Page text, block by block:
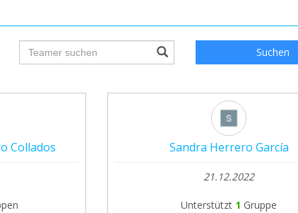
groupProfile.searchForm.search.text??? Suchen
Collados Sandra Herrero García
21.12.2022
Unterstützt 1 Gruppe